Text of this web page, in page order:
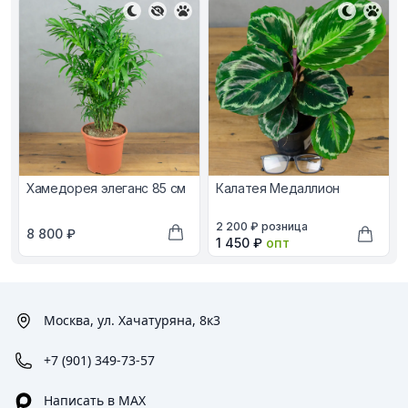
Хамедорея элеганс 85 см
В наличии, цена в рублях
8 800 ₽
Добавить в корзину
Калатея Медаллион
В наличии, цена в рублях
2 200 ₽ розница
Оптовая цена в рублях
1 450 ₽ опт
Москва, ул. Хачатуряна, 8к3
+7 (901) 349-73-57
Написать в MAX